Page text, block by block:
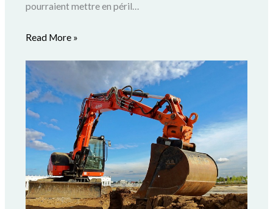
pourraient mettre en péril…
Read More »